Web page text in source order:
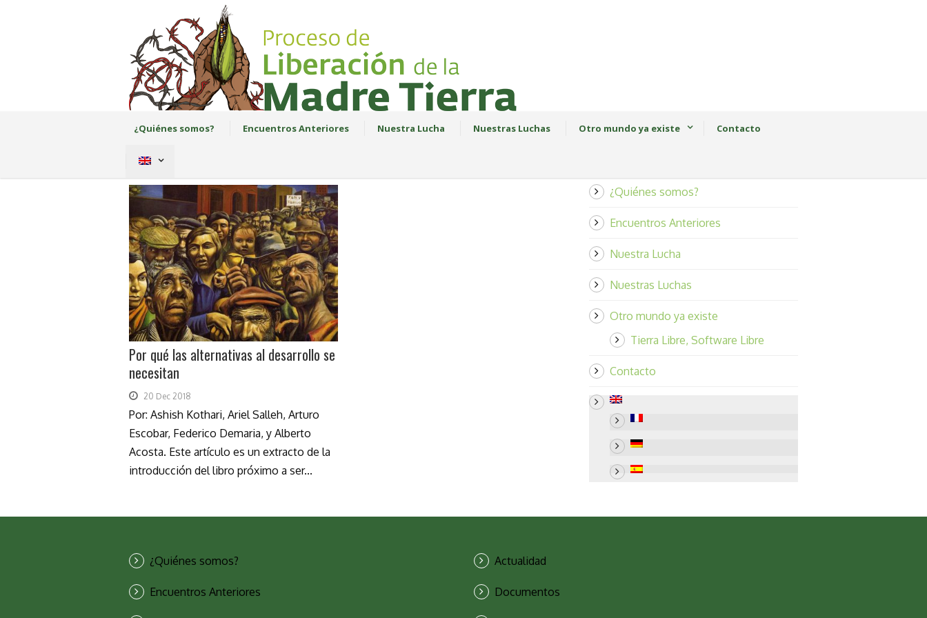
¿Quiénes somos? Encuentros Anteriores Nuestra Lucha Nuestras Luchas Otro mundo ya existe Contacto
Por qué las alternativas al desarrollo se
necesitan
20 Dec 2018
Por: Ashish Kothari, Ariel Salleh, Arturo
Escobar, Federico Demaria, y Alberto
Acosta. Este artículo es un extracto de la
introducción del libro próximo a ser...
¿Quiénes somos?
Encuentros Anteriores
Nuestra Lucha
Nuestras Luchas
Otro mundo ya existe
Tierra Libre, Software Libre
Contacto
¿Quiénes somos?
Encuentros Anteriores
Actualidad
Documentos